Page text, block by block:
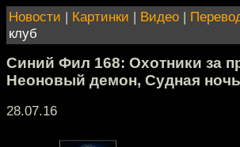
Новости | Картинки | Видео |
клуб
Синий Фил 168: Охотники за
Неоновый демон, Судная
28.07.16